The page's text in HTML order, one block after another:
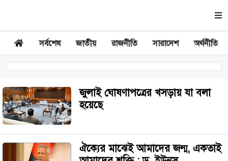
সর্বশেষ জাতীয় রাজনীতি সারাদেশ অর্থনীতি
জুলাই ঘোষণাপত্রের খসড়ায় যা বলা
হয়েছে
ঐক্যের মাঝেই আমাদের জন্ম, একতাই